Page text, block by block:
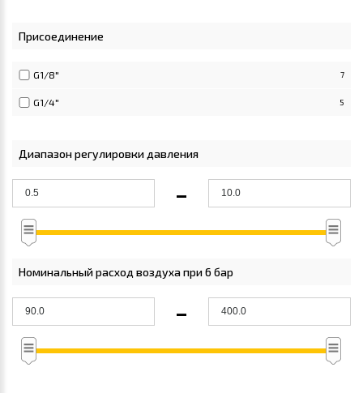
Присоединение
G1/8" 7
G1/4" 5
Диапазон регулировки давления
-
Номинальный расход воздуха при 6 бар
-